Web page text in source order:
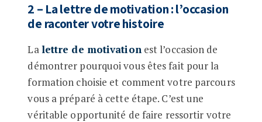
2 – La lettre de motivation : l’occasion
de raconter votre histoire
Lalettre de motivationest l’occasion de
démontrer pourquoi vous êtes fait pour la
formation choisie et comment votre parcours
vous a préparé à cette étape. C’est une
véritable opportunité de faire ressortir votre